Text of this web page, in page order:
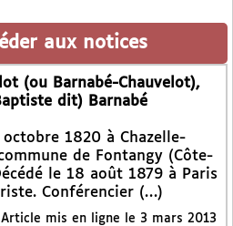
aux notices
(ou Barnabé-Chauvelot),
dit) Barnabé
octobre 1820 à Chazelle-
commune de Fontangy (Côte-
le 18 août 1879 à Paris
Conférencier (…)
Article mis en ligne le 3 mars 2013